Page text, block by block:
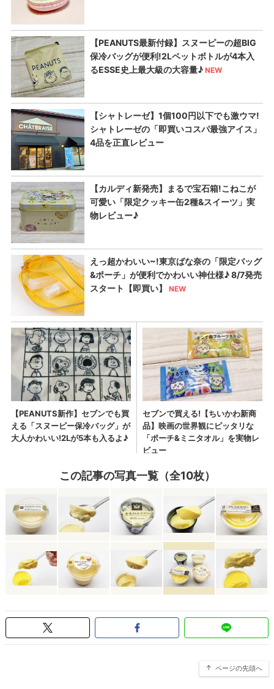
この記事の写真一覧（全10枚）
ページの先頭へ